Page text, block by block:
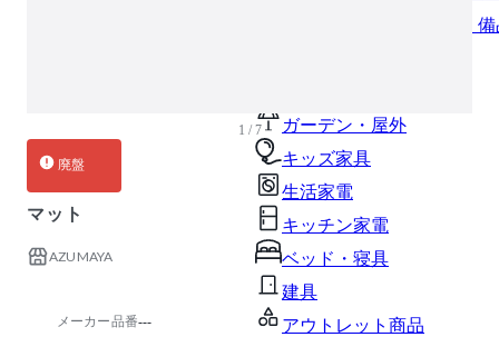
オフィスアクセサリー・
ガーデン・屋外
キッズ家具
生活家電
キッチン家電
ベッド・寝具
建具
アウトレット商品
1 / 7
廃盤
マット
AZUMAYA
メーカー品番---